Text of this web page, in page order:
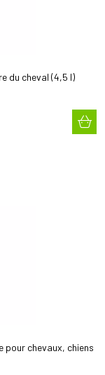
du cheval (4,5 l)
chevaux, chiens